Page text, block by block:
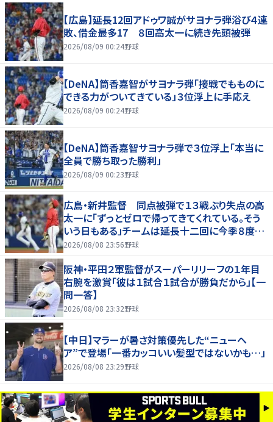
【広島】延長12回アドゥワ誠がサヨナラ弾浴び４連
敗、借金最多17 ８回高太一に続き先頭被弾
2026/08/09 00:24野球
【DeNA】筒香嘉智がサヨナラ弾「接戦でもものに
できる力がついてきている」３位浮上に手応え
2026/08/09 00:24野球
【DeNA】筒香嘉智サヨナラ弾で３位浮上「本当に
全員で勝ち取った勝利」
2026/08/09 00:23野球
広島・新井監督 同点被弾で１３戦ぶり失点の高
太一に「ずっとゼロで帰ってきてくれている。そう
いう日もある」チームは延長十二回に今季８度目
サヨナラ負け
2026/08/08 23:56野球
阪神・平田２軍監督がスーパーリリーフの１年目
右腕を激賞「彼は１試合１試合が勝負だから」【一
問一答】
2026/08/08 23:32野球
【中日】マラーが暑さ対策優先した“ニューヘ
ア”で登場「一番カッコいい髪型ではないかも…」
2026/08/08 23:29野球